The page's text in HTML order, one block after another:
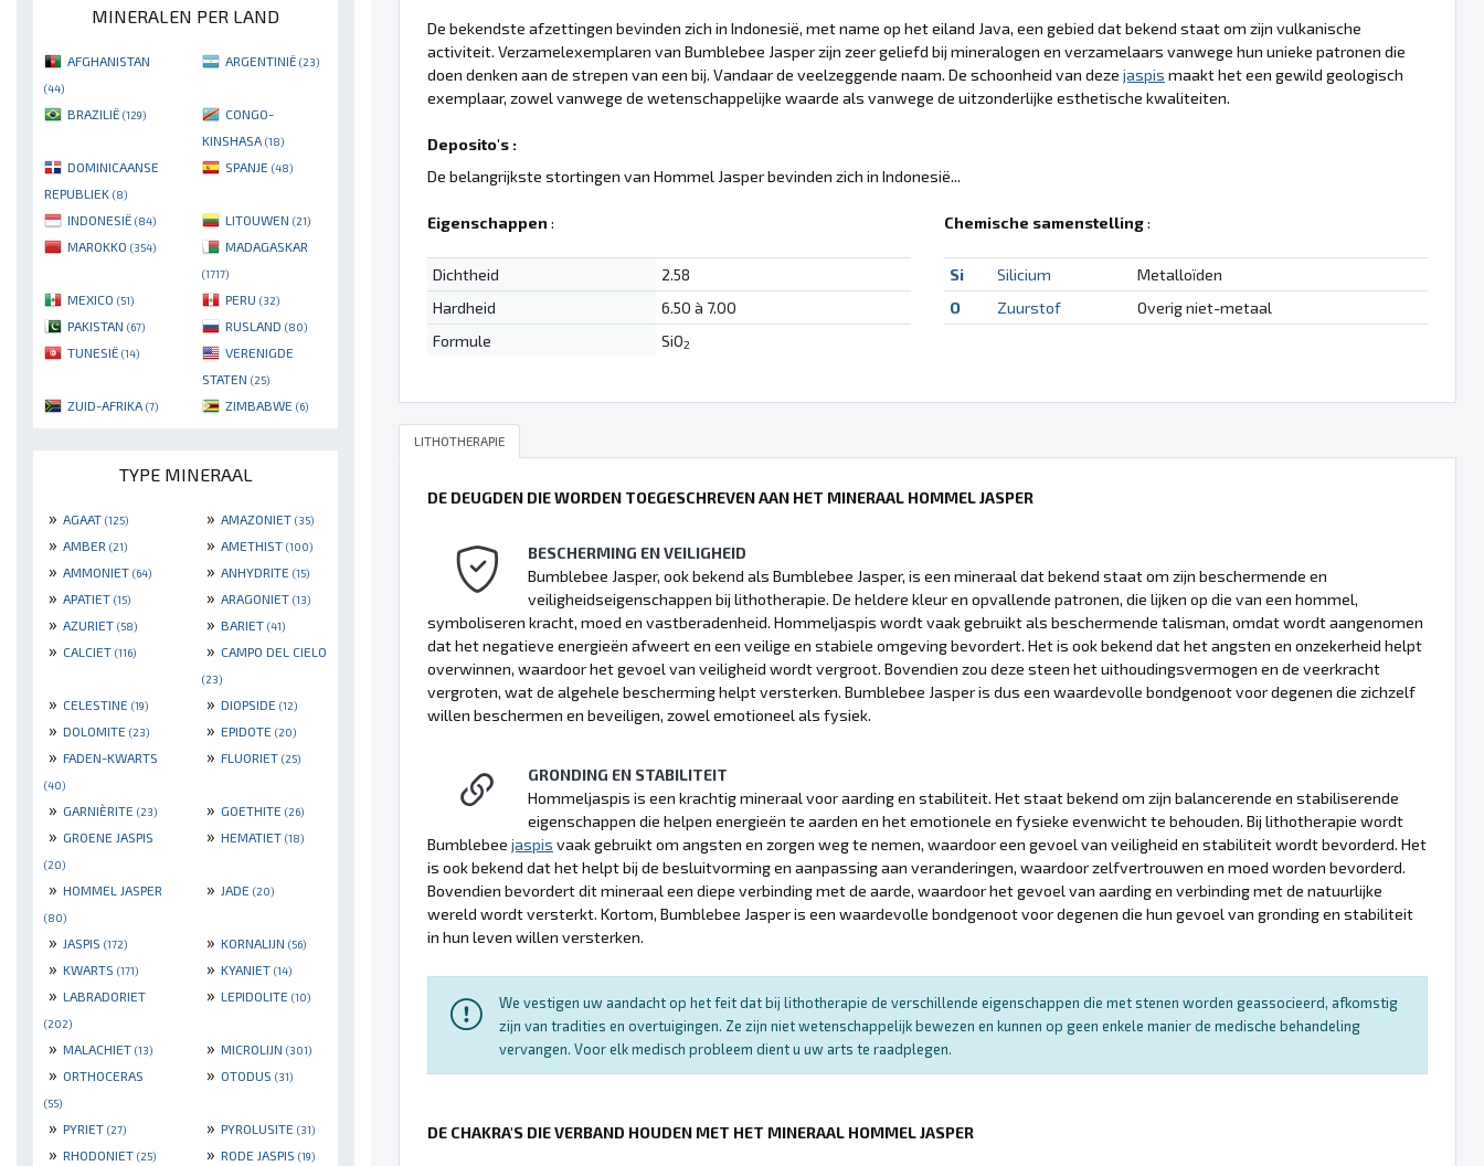
MINERALEN PER LAND
AFGHANISTAN
(44)
ARGENTINIË (23)
BRAZILIË (129)
CONGO-
KINSHASA (18)
DOMINICAANSE
REPUBLIEK (8)
SPANJE (48)
INDONESIË (84) LITOUWEN (21)
MAROKKO (354) MADAGASKAR
(1717)
MEXICO (51) PERU (32)
PAKISTAN (67) RUSLAND (80)
TUNESIË (14)
VERENIGDE
STATEN (25)
ZUID-AFRIKA (7) ZIMBABWE (6)
TYPE MINERAAL
» AGAAT (125) » AMAZONIET (35)
» AMBER (21) » AMETHIST (100)
» AMMONIET (64) » ANHYDRITE (15)
» APATIET (15) » ARAGONIET (13)
» AZURIET (58) » BARIET (41)
» CALCIET (116) » CAMPO DEL CIELO
(23)
» CELESTINE (19) » DIOPSIDE (12)
» DOLOMITE (23) » EPIDOTE (20)
» FADEN-KWARTS
(40)
» FLUORIET (25)
» GARNIÈRITE (23) » GOETHITE (26)
» GROENE JASPIS
(20)
» HEMATIET (18)
» HOMMEL JASPER
(80)
» JADE (20)
» JASPIS (172) » KORNALIJN (56)
» KWARTS (171) » KYANIET (14)
» LABRADORIET
(202)
» LEPIDOLITE (10)
» MALACHIET (13) » MICROLIJN (301)
» ORTHOCERAS
(55)
» OTODUS (31)
» PYRIET (27) » PYROLUSITE (31)
» RHODONIET (25) » RODE JASPIS (19)
De bekendste afzettingen bevinden zich in Indonesië, met name op het eiland Java, een gebied dat bekend staat om zijn vulkanische
activiteit. Verzamelexemplaren van Bumblebee Jasper zijn zeer geliefd bij mineralogen en verzamelaars vanwege hun unieke patronen die
doen denken aan de strepen van een bij. Vandaar de veelzeggende naam. De schoonheid van deze jaspis maakt het een gewild geologisch
exemplaar, zowel vanwege de wetenschappelijke waarde als vanwege de uitzonderlijke esthetische kwaliteiten.
Deposito's :
De belangrijkste stortingen van Hommel Jasper bevinden zich in Indonesië...
Eigenschappen :
Dichtheid
2.58
Hardheid
6.50 à 7.00
Formule
SiO2
Chemische samenstelling:
Si Silicium
Metalloïden
O
Zuurstof Overig niet-metaal
LITHOTHERAPIE
DE DEUGDEN DIE WORDEN TOEGESCHREVEN AAN HET MINERAAL HOMMEL JASPER
BESCHERMING EN VEILIGHEID
Bumblebee Jasper, ook bekend als Bumblebee Jasper, is een mineraal dat bekend staat om zijn beschermende en
veiligheidseigenschappen bij lithotherapie. De heldere kleur en opvallende patronen, die lijken op die van een hommel,
symboliseren kracht, moed en vastberadenheid. Hommeljaspis wordt vaak gebruikt als beschermende talisman, omdat wordt aangenomen
dat het negatieve energieën afweert en een veilige en stabiele omgeving bevordert. Het is ook bekend dat het angsten en onzekerheid helpt
overwinnen, waardoor het gevoel van veiligheid wordt vergroot. Bovendien zou deze steen het uithoudingsvermogen en de veerkracht
vergroten, wat de algehele bescherming helpt versterken. Bumblebee Jasper is dus een waardevolle bondgenoot voor degenen die zichzelf
willen beschermen en beveiligen, zowel emotioneel als fysiek.
GRONDING EN STABILITEIT
Hommeljaspis is een krachtig mineraal voor aarding en stabiliteit. Het staat bekend om zijn balancerende en stabiliserende
eigenschappen die helpen energieën te aarden en het emotionele en fysieke evenwicht te behouden. Bij lithotherapie wordt
Bumblebee jaspis vaak gebruikt om angsten en zorgen weg te nemen, waardoor een gevoel van veiligheid en stabiliteit wordt bevorderd. Het
is ook bekend dat het helpt bij de besluitvorming en aanpassing aan veranderingen, waardoor zelfvertrouwen en moed worden bevorderd.
Bovendien bevordert dit mineraal een diepe verbinding met de aarde, waardoor het gevoel van aarding en verbinding met de natuurlijke
wereld wordt versterkt. Kortom, Bumblebee Jasper is een waardevolle bondgenoot voor degenen die hun gevoel van gronding en stabiliteit
in hun leven willen versterken.
We vestigen uw aandacht op het feit dat bij lithotherapie de verschillende eigenschappen die met stenen worden geassocieerd, afkomstig
zijn van tradities en overtuigingen. Ze zijn niet wetenschappelijk bewezen en kunnen op geen enkele manier de medische behandeling
vervangen. Voor elk medisch probleem dient u uw arts te raadplegen.
DE CHAKRA'S DIE VERBAND HOUDEN MET HET MINERAAL HOMMEL JASPER